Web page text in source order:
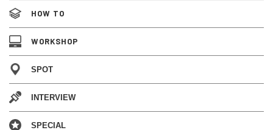
HOW TO
WORKSHOP
SPOT
INTERVIEW
SPECIAL